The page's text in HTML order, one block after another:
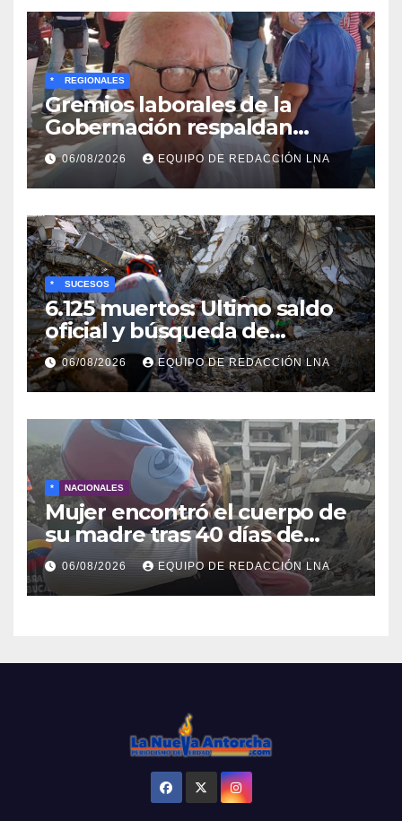
* REGIONALES
Gremios laborales de la
Gobernación respaldan
propuesta de Bono
Recreativo de 100 dólares
para jubilados, pensionados y
activos
06/08/2026 EQUIPO DE REDACCIÓN LNA
* SUCESOS
6.125 muertos: Ultimo saldo
oficial y búsqueda de
cadáveres continúa entre los
escombros
06/08/2026 EQUIPO DE REDACCIÓN LNA
* NACIONALES
Mujer encontró el cuerpo de
su madre tras 40 días de
búsqueda en Tanaguarena
06/08/2026 EQUIPO DE REDACCIÓN LNA